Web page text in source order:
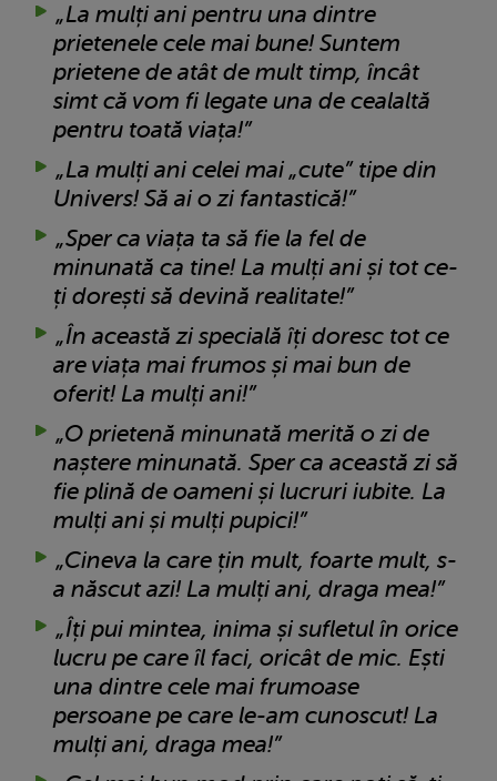
„La mulți ani pentru una dintre
prietenele cele mai bune! Suntem
prietene de atât de mult timp, încât
simt că vom fi legate una de cealaltă
pentru toată viața!”
„La mulți ani celei mai „cute” tipe din
Univers! Să ai o zi fantastică!”
„Sper ca viața ta să fie la fel de
minunată ca tine! La mulți ani și tot ce-
ți dorești să devină realitate!”
„În această zi specială îți doresc tot ce
are viața mai frumos și mai bun de
oferit! La mulți ani!”
„O prietenă minunată merită o zi de
naștere minunată. Sper ca această zi să
fie plină de oameni și lucruri iubite. La
mulți ani și mulți pupici!”
„Cineva la care țin mult, foarte mult, s-
a născut azi! La mulți ani, draga mea!”
„Îți pui mintea, inima și sufletul în orice
lucru pe care îl faci, oricât de mic. Ești
una dintre cele mai frumoase
persoane pe care le-am cunoscut! La
mulți ani, draga mea!”